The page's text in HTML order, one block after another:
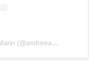
A post shared by Andreea Marin (@andreeamarinromania)